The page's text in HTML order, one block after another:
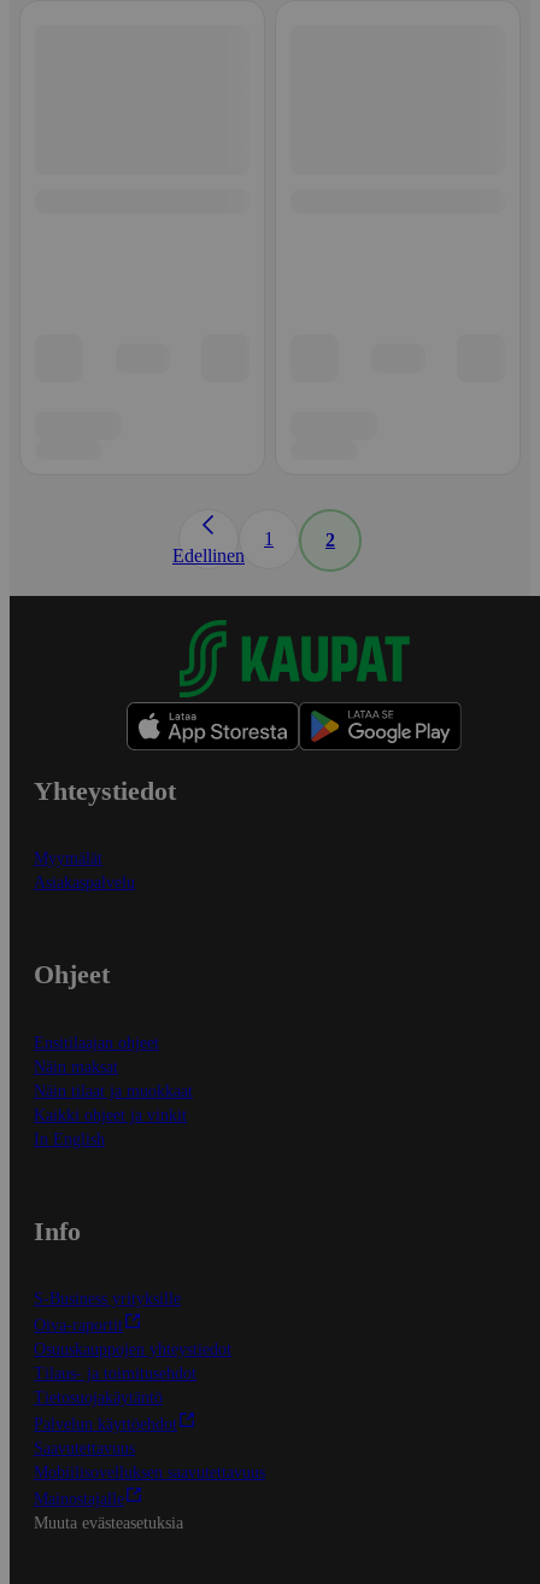
Edellinen
1 2
Yhteystiedot
Myymälät
Asiakaspalvelu
Ohjeet
Ensitilaajan ohjeet
Näin maksat
Näin tilaat ja muokkaat
Kaikki ohjeet ja vinkit
In English
Info
S-Business yrityksille
Oiva-raportit
Osuuskauppojen yhteystiedot
Tilaus- ja toimitusehdot
Tietosuojakäytäntö
Palvelun käyttöehdot
Saavutettavuus
Mobiilisovelluksen saavutettavuus
Mainostajalle
Muuta evästeasetuksia